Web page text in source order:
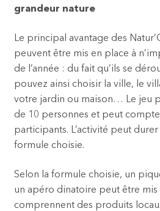
grandeur nature
Le principal avantage des
peuvent être mis en place à
de l’année : du fait qu’ils se
pouvez ainsi choisir la ville, le
votre jardin ou maison… Le jeu
de 10 personnes et peut
participants. L’activité peut
formule choisie.
Selon la formule choisie, un
un apéro dinatoire peut être mis
comprennent des produits